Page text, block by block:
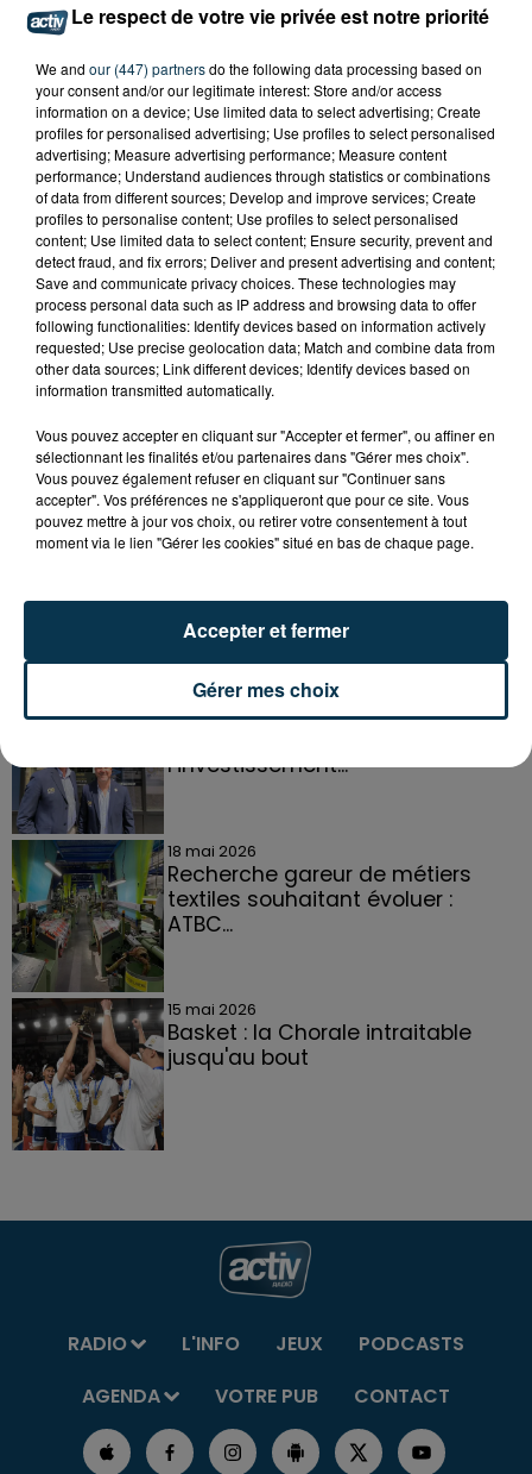
DANS LA LOIRE Voir plus
21 juillet 2026
Basket : roster, calendrier... le point
1er juin 2026
À Roanne, Or en Cash donne
l’investissement...
18 mai 2026
Recherche gareur de métiers
textiles souhaitant évoluer :
ATBC...
15 mai 2026
Basket : la Chorale intraitable
jusqu'au bout
RADIO L'INFO JEUX
PODCASTS
AGENDA
VOTRE PUB CONTACT
Le respect de votre vie privée est notre priorité
We and our (447) partnersdo the following data processing based on
your consent and/or our legitimate interest: Store and/or access
information on a device; Use limited data to select advertising; Create
profiles for personalised advertising; Use profiles to select personalised
advertising; Measure advertising performance; Measure content
performance; Understand audiences through statistics or combinations
of data from different sources; Develop and improve services; Create
profiles to personalise content; Use profiles to select personalised
content; Use limited data to select content; Ensure security, prevent and
detect fraud, and fix errors; Deliver and present advertising and content;
Save and communicate privacy choices. These technologies may
process personal data such as IP address and browsing data to offer
following functionalities: Identify devices based on information actively
requested; Use precise geolocation data; Match and combine data from
other data sources; Link different devices; Identify devices based on
information transmitted automatically.
Vous pouvez accepter en cliquant sur "Accepter et fermer", ou affiner en
sélectionnant les finalités et/ou partenaires dans "Gérer mes choix".
Vous pouvez également refuser en cliquant sur "Continuer sans
accepter". Vos préférences ne s'appliqueront que pour ce site. Vous
pouvez mettre à jour vos choix, ou retirer votre consentement à tout
moment via le lien "Gérer les cookies" situé en bas de chaque page.
Gérer mes choix
Accepter et fermer